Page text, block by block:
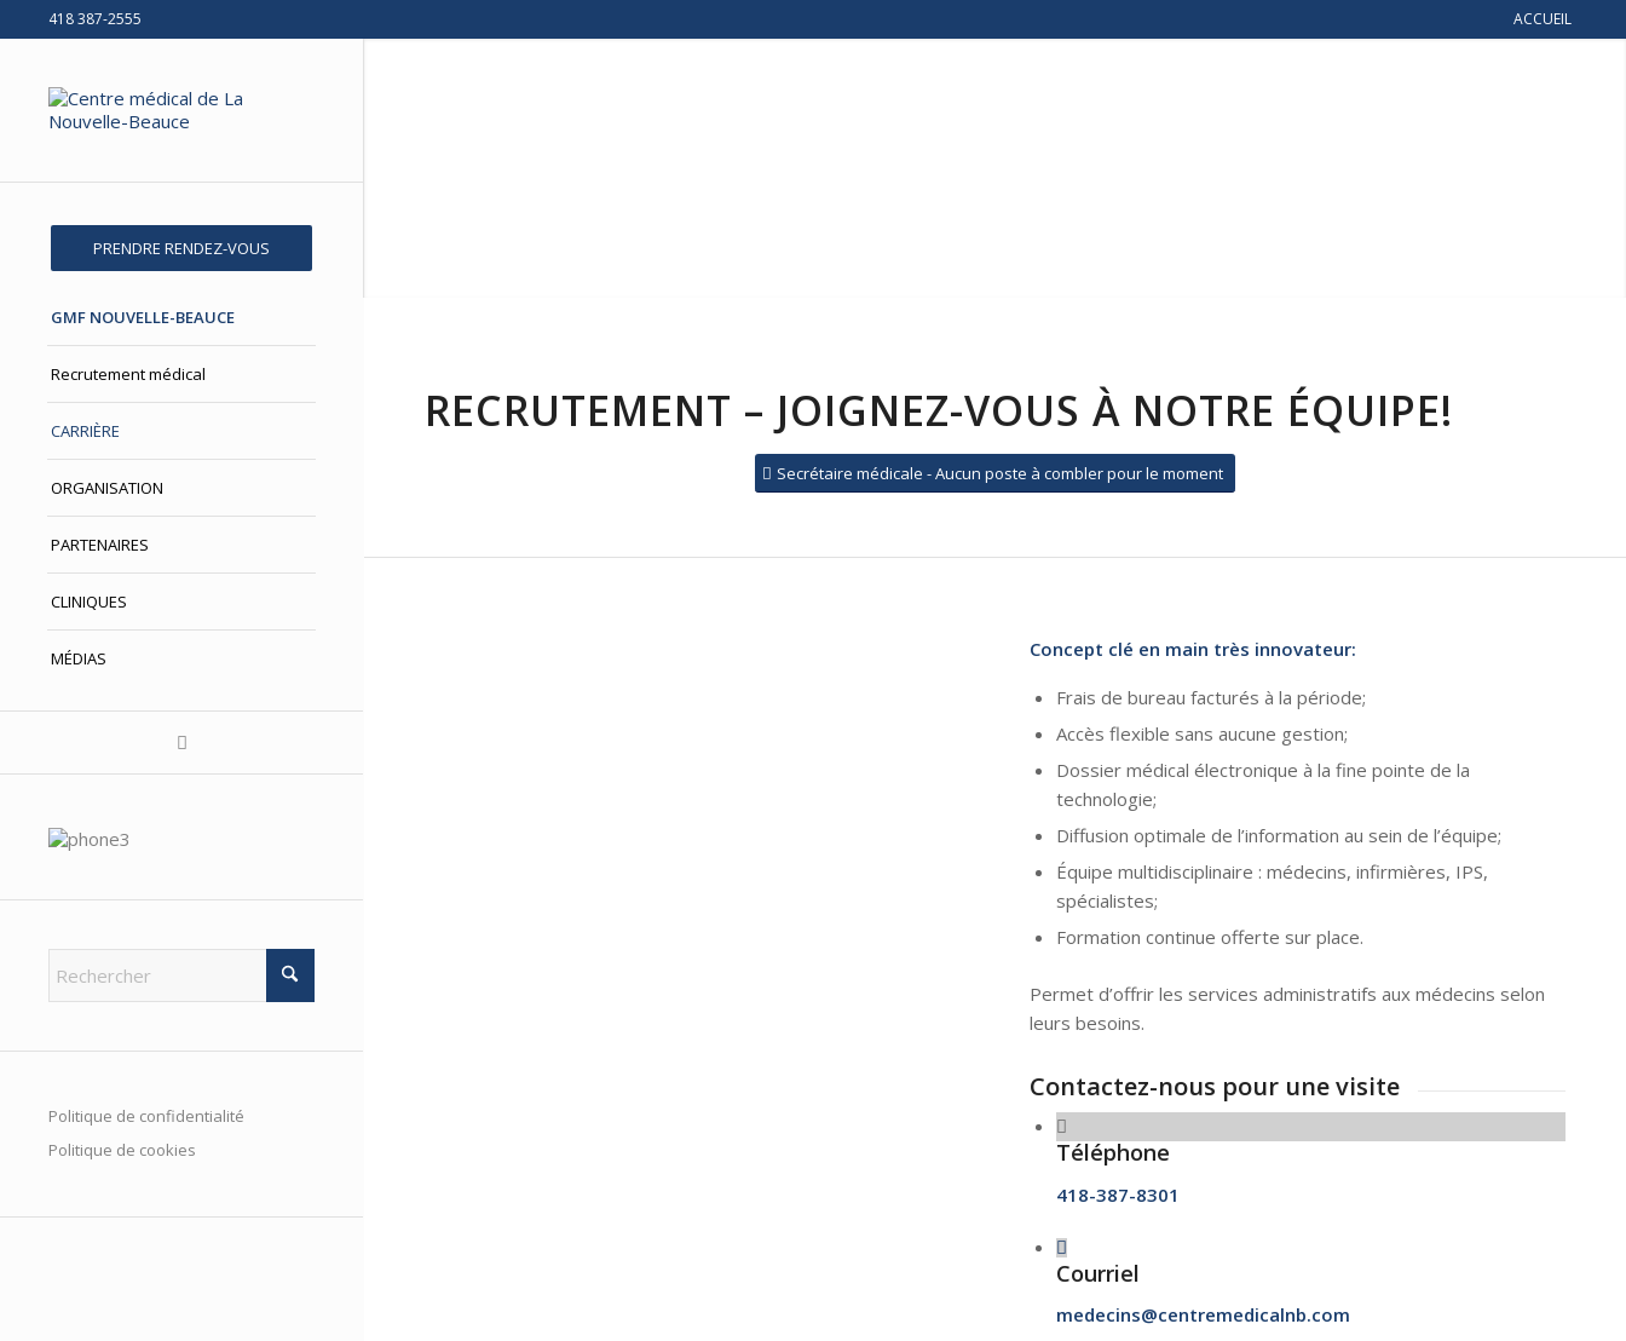
418 387-2555 ACCUEIL
PRENDRE RENDEZ-VOUS
GMF NOUVELLE-BEAUCE
Recrutement médical
CARRIÈRE
ORGANISATION
PARTENAIRES
CLINIQUES
MÉDIAS
Politique de confidentialité
Politique de cookies
RECRUTEMENT – JOIGNEZ-VOUS À NOTRE ÉQUIPE!
Secrétaire médicale - Aucun poste à combler pour le moment
Concept clé en main très innovateur:
Frais de bureau facturés à la période;
Accès flexible sans aucune gestion;
Dossier médical électronique à la fine pointe de la
technologie;
Diffusion optimale de l’information au sein de l’équipe;
Équipe multidisciplinaire : médecins, infirmières, IPS,
spécialistes;
Formation continue offerte sur place.
Permet d’offrir les services administratifs aux médecins selon
leurs besoins.
Contactez-nous pour une visite
Téléphone
418-387-8301
Courriel
medecins@centremedicalnb.com